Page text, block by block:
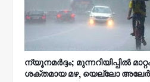
ന്യൂനമര്‍ദ്ദം; മുന്നറിയിപ്പില്‍
ശക്തമായ മഴ, യെല്ലോ